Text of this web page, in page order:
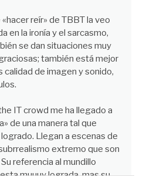
reír» de TBBT la veo
en la ironía y el sarcasmo,
se dan situaciones muy
también está mejor
calidad de imagen y sonido,
IT crowd me ha llegado a
de una manera tal que
Llegan a escenas de
extremo que son
referencia al mundillo